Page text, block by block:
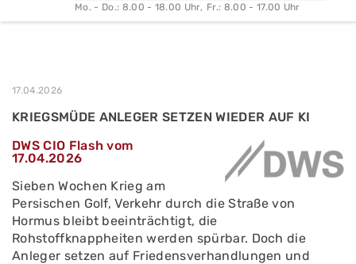
Mo. - Do.: 8.00 - 18.00 Uhr, Fr.: 8.00 - 17.00 Uhr
17.04.2026
KRIEGS­MÜ­DE AN­LE­GER SET­ZEN WIE­DER AUF KI
DWS CIO Flash vom
17.04.2026
Sieben Wochen Krieg am
Persischen Golf, Verkehr durch die Straße von
Hormus bleibt beeinträchtigt, die
Rohstoffknappheiten werden spürbar. Doch die
Anleger setzen auf Friedensverhandlungen und